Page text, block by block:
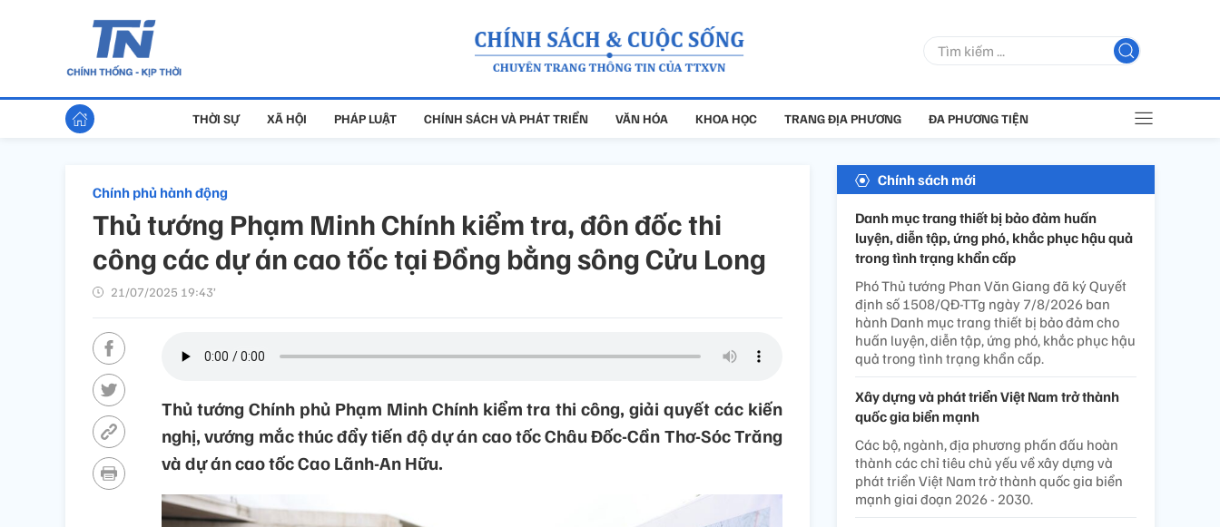
THỜI SỰ XÃ HỘI PHÁP LUẬT CHÍNH SÁCH VÀ PHÁT TRIỂN VĂN HÓA KHOA HỌC TRANG ĐỊA PHƯƠNG ĐA PHƯƠNG TIỆN
Chính phủ hành động
Thủ tướng Phạm Minh Chính kiểm tra, đôn đốc thi
công các dự án cao tốc tại Đồng bằng sông Cửu Long
21/07/2025 19:43’
Thủ tướng Chính phủ Phạm Minh Chính kiểm tra thi công, giải quyết các kiến
nghị, vướng mắc thúc đẩy tiến độ dự án cao tốc Châu Đốc-Cần Thơ-Sóc Trăng
và dự án cao tốc Cao Lãnh-An Hữu.
Chính sách mới
Danh mục trang thiết bị bảo đảm huấn
luyện, diễn tập, ứng phó, khắc phục hậu quả
trong tình trạng khẩn cấp
Phó Thủ tướng Phan Văn Giang đã ký Quyết
định số 1508/QĐ-TTg ngày 7/8/2026 ban
hành Danh mục trang thiết bị bảo đảm cho
huấn luyện, diễn tập, ứng phó, khắc phục hậu
quả trong tình trạng khẩn cấp.
Xây dựng và phát triển Việt Nam trở thành
quốc gia biển mạnh
Các bộ, ngành, địa phương phấn đấu hoàn
thành các chỉ tiêu chủ yếu về xây dựng và
phát triển Việt Nam trở thành quốc gia biển
mạnh giai đoạn 2026 - 2030.